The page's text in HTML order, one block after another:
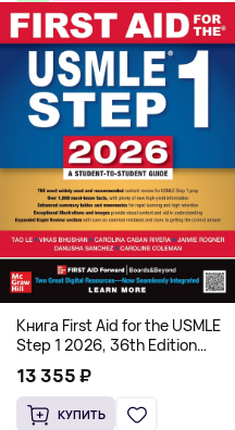
Книга First Aid for the USMLE
Step 1 2026, 36th Edition
(Мягкий переплет,
Английский язык)
13 355 ₽
КУПИТЬ